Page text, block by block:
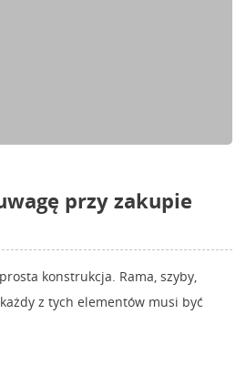
przy zakupie
konstrukcja. Rama, szyby,
z tych elementów musi być